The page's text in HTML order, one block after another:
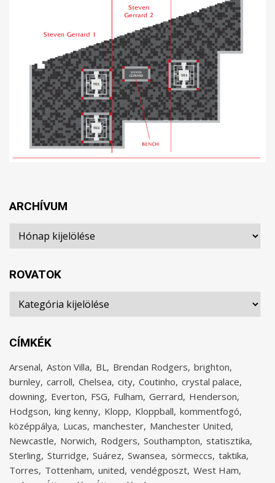
ARCHÍVUM
Archívum
ROVATOK
Rovatok
CÍMKÉK
Arsenal Aston Villa BL Brendan Rodgers brighton
burnley carroll Chelsea city Coutinho crystal palace
downing Everton FSG Fulham Gerrard Henderson
Hodgson king kenny Klopp Kloppball kommentfogó
középpálya Lucas manchester Manchester United
Newcastle Norwich Rodgers Southampton statisztika
Sterling Sturridge Suárez Swansea sörmeccs taktika
Torres Tottenham united vendégposzt West Ham